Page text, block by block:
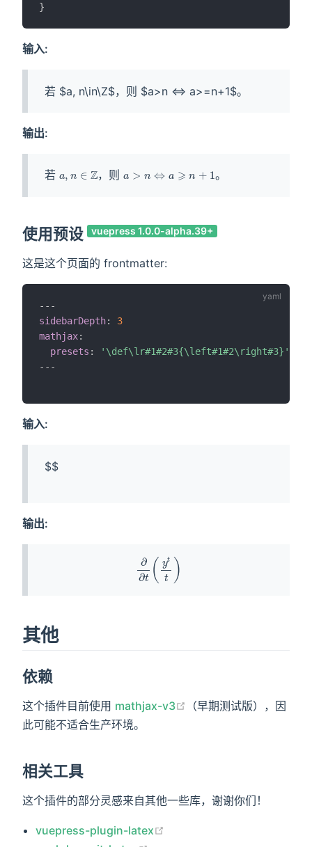
}
输入:
输出:
若 ，则 。
使用预设 vuepress 1.0.0-alpha.39+
这是这个页面的 frontmatter:
---
sidebarDepth:
3
mathjax:
presets :
'\def\lr#1#2#3{\left#1#2\right#3}'
---
输入:
$$
输出:
其他
依赖
这个插件目前使用 mathjax-v3
（早期测试版），因
此可能不适合生产环境。
相关工具
这个插件的部分灵感来自其他一些库，谢谢你们！
vuepress-plugin-latex